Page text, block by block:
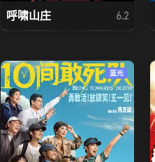
呼啸山庄 6.2
蓝光